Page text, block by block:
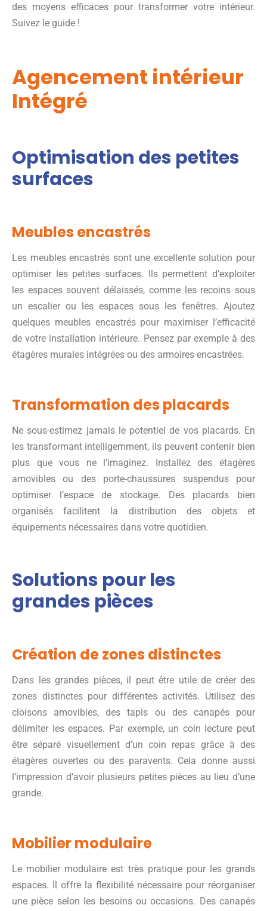
des moyens efficaces pour transformer votre intérieur.
Suivez le guide !
Agencement intérieur
Intégré
Optimisation des petites
surfaces
Meubles encastrés
Les meubles encastrés sont une excellente solution pour
optimiser les petites surfaces. Ils permettent d’exploiter
les espaces souvent délaissés, comme les recoins sous
un escalier ou les espaces sous les fenêtres. Ajoutez
quelques meubles encastrés pour maximiser l’efficacité
de votre installation intérieure. Pensez par exemple à des
étagères murales intégrées ou des armoires encastrées.
Transformation des placards
Ne sous-estimez jamais le potentiel de vos placards. En
les transformant intelligemment, ils peuvent contenir bien
plus que vous ne l’imaginez. Installez des étagères
amovibles ou des porte-chaussures suspendus pour
optimiser l’espace de stockage. Des placards bien
organisés facilitent la distribution des objets et
équipements nécessaires dans votre quotidien.
Solutions pour les
grandes pièces
Création de zones distinctes
Dans les grandes pièces, il peut être utile de créer des
zones distinctes pour différentes activités. Utilisez des
cloisons amovibles, des tapis ou des canapés pour
délimiter les espaces. Par exemple, un coin lecture peut
être séparé visuellement d’un coin repas grâce à des
étagères ouvertes ou des paravents. Cela donne aussi
l’impression d’avoir plusieurs petites pièces au lieu d’une
grande.
Mobilier modulaire
Le mobilier modulaire est très pratique pour les grands
espaces. Il offre la flexibilité nécessaire pour réorganiser
une pièce selon les besoins ou occasions. Des canapés